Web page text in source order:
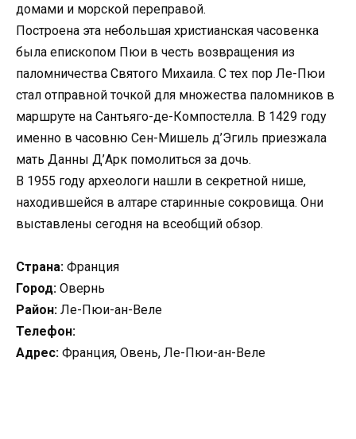
домами и морской переправой.
Построена эта небольшая христианская часовенка
была епископом Пюи в честь возвращения из
паломничества Святого Михаила. С тех пор Ле-Пюи
стал отправной точкой для множества паломников в
маршруте на Сантьяго-де-Компостелла. В 1429 году
именно в часовню Сен-Мишель д’Эгиль приезжала
мать Данны Д’Арк помолиться за дочь.
В 1955 году археологи нашли в секретной нише,
находившейся в алтаре старинные сокровища. Они
выставлены сегодня на всеобщий обзор.
Страна: Франция
Город: Овернь
Район: Ле-Пюи-ан-Веле
Телефон:
Адрес: Франция, Овень, Ле-Пюи-ан-Веле